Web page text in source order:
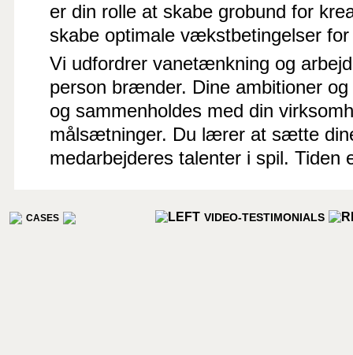
er din rolle at skabe grobund for
skabe optimale vækstbetingelser
Vi udfordrer vanetænkning og
person brænder. Dine ambitioner
og sammenholdes med din
målsætninger. Du lærer at sætte
medarbejderes talenter i spil. Tiden
CASES VIDEO-TESTIMONIALS